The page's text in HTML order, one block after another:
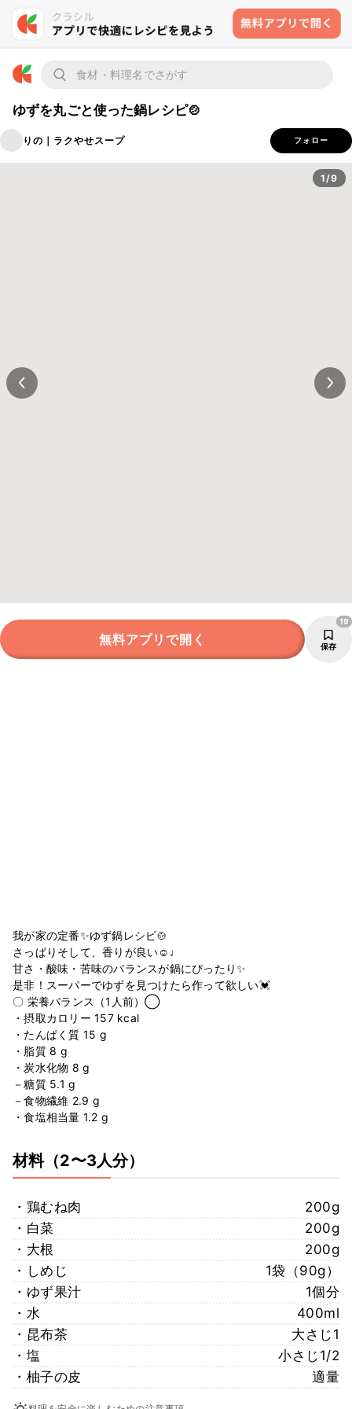
ゆずを丸ごと使った鍋レシピ🍲
りの｜ラクやせスープ フォロー
1/9
無料アプリで開く 保存
19
我が家の定番✨ゆず鍋レシピ🍲
さっぱりそして、香りが良い☺️♩
甘さ・酸味・苦味のバランスが鍋にぴったり✨
是非！スーパーでゆずを見つけたら作って欲しい💓
〇 栄養バランス（1人前）◯
・摂取カロリー 157 kcal
・たんぱく質 15 g
・脂質 8 g
・炭水化物 8 g
－糖質 5.1 g
－食物繊維 2.9 g
・食塩相当量 1.2 g
材料（2〜3人分）
・鶏むね肉
200g
・白菜
200g
・大根
200g
・しめじ
1袋（90g）
・ゆず果汁
1個分
・水
400ml
・昆布茶
大さじ1
・塩
小さじ1/2
・柚子の皮
適量